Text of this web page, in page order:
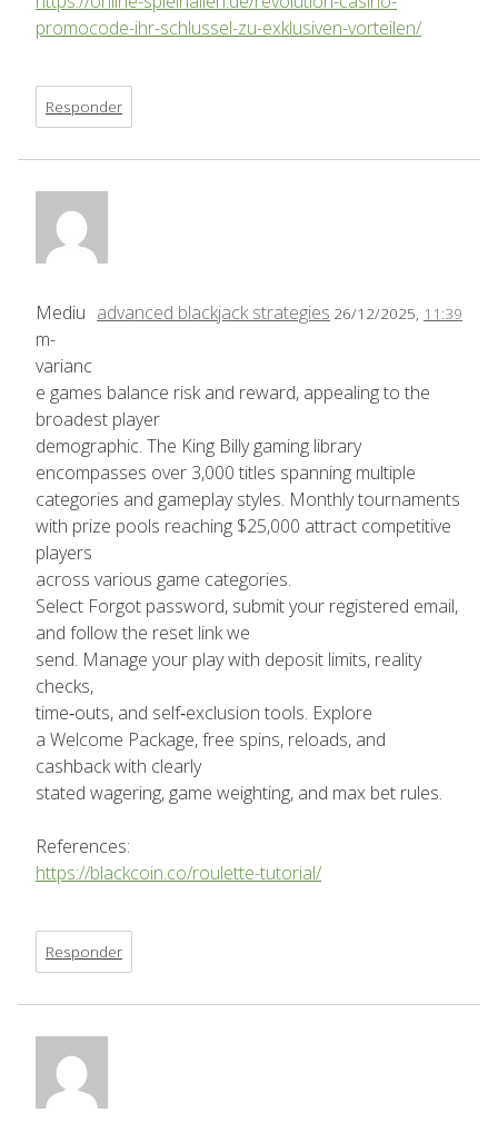
promocode-ihr-schlussel-zu-exklusiven-vorteilen/
Responder
advanced blackjack strategies 26/12/2025, 11:39
Mediu
m-
varianc
e games balance risk and reward, appealing to the
broadest player
demographic. The King Billy gaming library
encompasses over 3,000 titles spanning multiple
categories and gameplay styles. Monthly tournaments
with prize pools reaching $25,000 attract competitive
players
across various game categories.
Select Forgot password, submit your registered email,
and follow the reset link we
send. Manage your play with deposit limits, reality
checks,
time‑outs, and self‑exclusion tools. Explore
a Welcome Package, free spins, reloads, and
cashback with clearly
stated wagering, game weighting, and max bet rules.
References:
https://blackcoin.co/roulette-tutorial/
Responder